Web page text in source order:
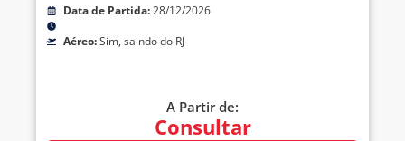
Data de Partida:28/12/2026
Aéreo:Sim, saindo do RJ
A Partir de:
Consultar